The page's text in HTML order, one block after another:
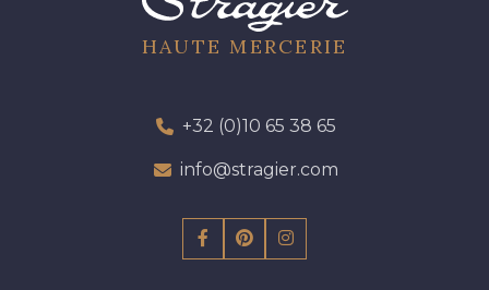
HAUTE MERCERIE
+32 (0)10 65 38 65
info@stragier.com